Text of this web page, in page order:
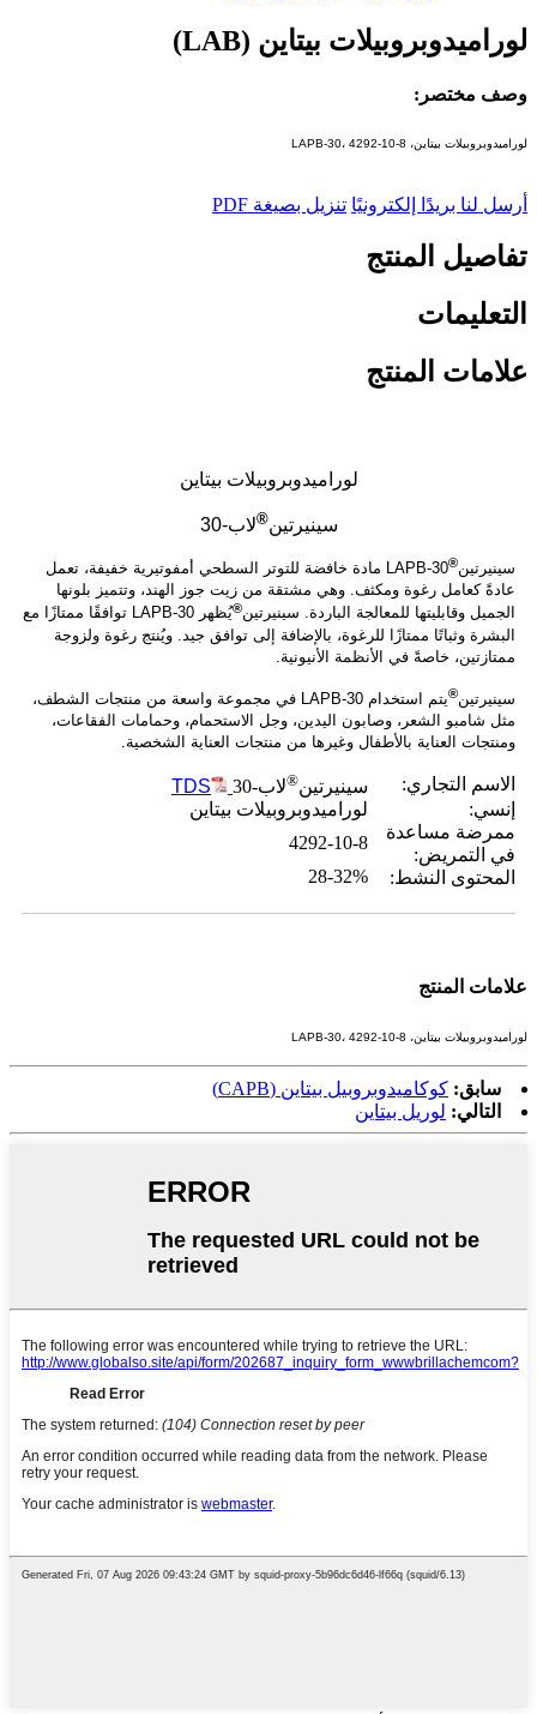
لوراميدوبروبيلات بيتاين (LAB)
وصف مختصر:
لوراميدوبروبيلات بيتاين، LAPB-30، 4292-10-8
أرسل لنا بريدًا إلكترونيًا تنزيل بصيغة PDF
تفاصيل المنتج
التعليمات
علامات المنتج
لوراميدوبروبيلات بيتاين
سينيرتين®لاب-30
سينيرتين®
LAPB-30 مادة خافضة للتوتر السطحي أمفوتيرية خفيفة، تعمل
عادةً كعامل رغوة ومكثف. وهي مشتقة من زيت جوز الهند، وتتميز بلونها
الجميل وقابليتها للمعالجة الباردة. سينيرتين®
يُظهر LAPB-30 توافقًا ممتازًا مع
البشرة وثباتًا ممتازًا للرغوة، بالإضافة إلى توافق جيد. ويُنتج رغوة ولزوجة
ممتازتين، خاصةً في الأنظمة الأنيونية.
سينيرتين®
يتم استخدام LAPB-30 في مجموعة واسعة من منتجات الشطف،
مثل شامبو الشعر، وصابون اليدين، وجل الاستحمام، وحمامات الفقاعات،
ومنتجات العناية بالأطفال وغيرها من منتجات العناية الشخصية.
الاسم التجاري: سينيرتين®لاب-30
TDS
إنسي:
لوراميدوبروبيلات بيتاين
ممرضة مساعدة
في التمريض:
4292-10-8
المحتوى النشط:
28-32%
علامات المنتج
لوراميدوبروبيلات بيتاين، LAPB-30، 4292-10-8
سابق: كوكاميدوبروبيل بيتاين (CAPB)
التالي: لوريل بيتاين